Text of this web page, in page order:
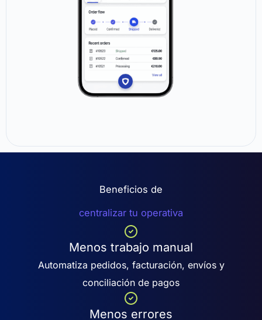
Beneficios de
centralizar tu operativa
Menos trabajo manual
Automatiza pedidos, facturación, envíos y
conciliación de pagos
Menos errores